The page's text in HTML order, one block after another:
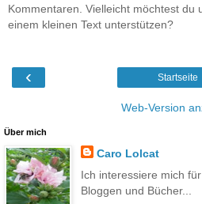
Kommentaren. Vielleicht möchtest du
einem kleinen Text unterstützen?
‹ Startseite
Web-Version
Über mich
Caro Lolcat
Ich interessiere mich
Bloggen und Bücher...